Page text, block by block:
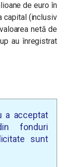
de euro în
capital (inclusiv
netă de
au înregistrat
a acceptat
fonduri
sunt